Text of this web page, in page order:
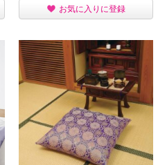
お気に入りに登録